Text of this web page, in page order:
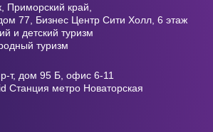
Приморский край,
77, Бизнес Центр Сити Холл, 6 этаж
и детский туризм
туризм
т, дом 95 Б, офис 6-11
Станция метро Новаторская